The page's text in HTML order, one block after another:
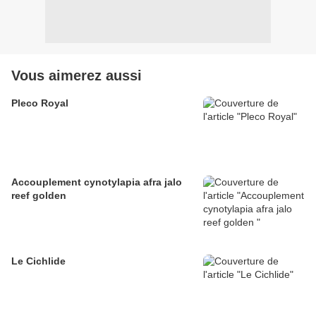
Vous aimerez aussi
Pleco Royal
Accouplement cynotylapia afra jalo
reef golden
Le Cichlide